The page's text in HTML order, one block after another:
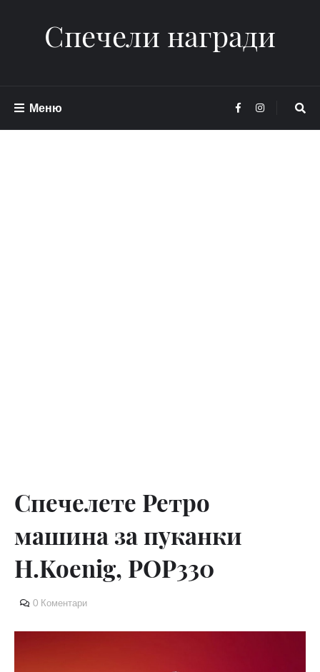
Спечели награди
Меню
Спечелете Ретро
машина за пуканки
H.Koenig, POP330
0 Коментари